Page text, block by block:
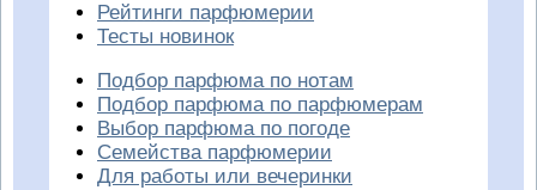
Рейтинги парфюмерии
Тесты новинок
Подбор парфюма по нотам
Подбор парфюма по парфюмерам
Выбор парфюма по погоде
Семейства парфюмерии
Для работы или вечеринки